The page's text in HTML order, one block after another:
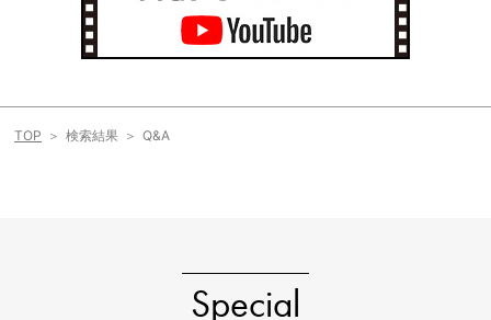
TOP 検索結果 Q&A
Special